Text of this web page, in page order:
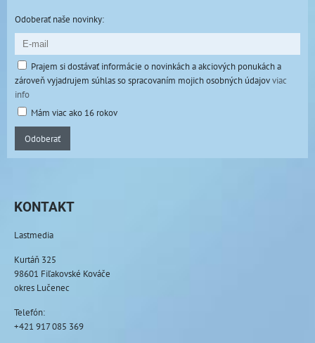
Odoberať naše novinky:
Prajem si dostávať informácie o novinkách a akciových ponukách a
zároveň vyjadrujem súhlas so spracovaním mojich osobných údajovviac
info
Mám viac ako 16 rokov
Odoberať
KONTAKT
Lastmedia
Kurtáň 325
98601 Fiľakovské Kováče
okres Lučenec
Telefón:
+421 917 085 369